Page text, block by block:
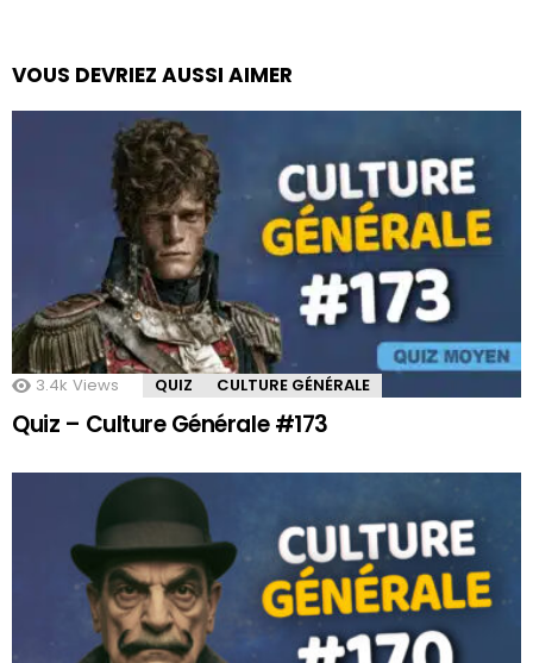
VOUS DEVRIEZ AUSSI AIMER
3.4k Views QUIZ CULTURE GÉNÉRALE
Quiz – Culture Générale #173